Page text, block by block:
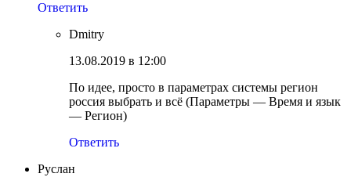
Ответить
Dmitry
13.08.2019 в 12:00
По идее, просто в параметрах системы регион
россия выбрать и всё (Параметры — Время и язык
— Регион)
Ответить
Руслан